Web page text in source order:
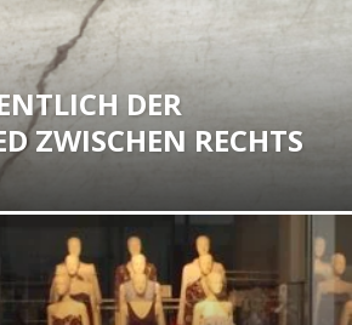
DER
ZWISCHEN RECHTS